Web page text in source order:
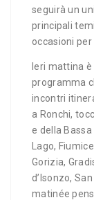
seguirà un
principali
occasioni
Ieri mattina
programma
incontri
a Ronchi,
e della
Lago,
Gorizia,
d’Isonzo,
matinée